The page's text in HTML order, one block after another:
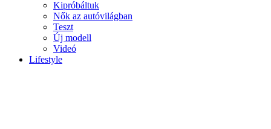
Kipróbáltuk
Nők az autóvilágban
Teszt
Új modell
Videó
Lifestyle